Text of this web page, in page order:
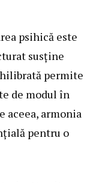
psihică este
susține
permite
de modul în
aceea, armonia
pentru o